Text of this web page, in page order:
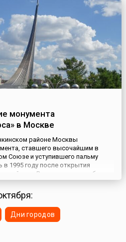
Космический аппарат ПС-1
собой шар диаметром 58
был оснащён четырьмя
монумента
в Москве
районе Москвы
ставшего высочайшим в
Союзе и уступившего пальму
1995 году после открытия
горе.Взмывающая в небо
шлейф дыма. Именно так
«Покорителям космоса»,
1...
Дни городов